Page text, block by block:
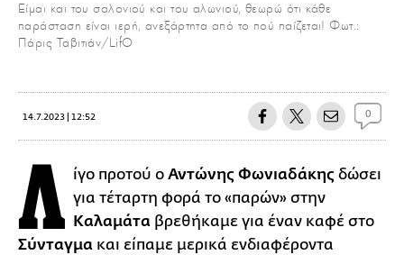
Είμαι και του σαλονιού και του αλωνιού, θεωρώ ότι κάθε
παράσταση είναι ιερή, ανεξάρτητα από το πού παίζεται! Φωτ.:
Πάρις Ταβιτιάν/LifO
14.7.2023 | 12:52 0
Λ ίγο προτού ο Αντώνης Φωνιαδάκης δώσει
για τέταρτη φορά το «παρών» στην
Καλαμάτα βρεθήκαμε για έναν καφέ στο
Σύνταγμα και είπαμε μερικά ενδιαφέροντα